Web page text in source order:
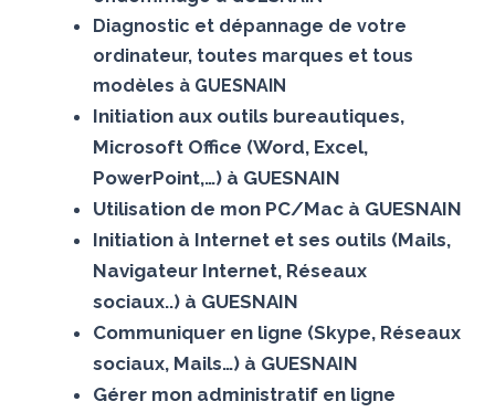
Diagnostic et dépannage de votre
ordinateur, toutes marques et tous
modèles à GUESNAIN
Initiation aux outils bureautiques,
Microsoft Office (Word, Excel,
PowerPoint,…) à GUESNAIN
Utilisation de mon PC/Mac à GUESNAIN
Initiation à Internet et ses outils (Mails,
Navigateur Internet, Réseaux
sociaux..) à GUESNAIN
Communiquer en ligne (Skype, Réseaux
sociaux, Mails…) à GUESNAIN
Gérer mon administratif en ligne